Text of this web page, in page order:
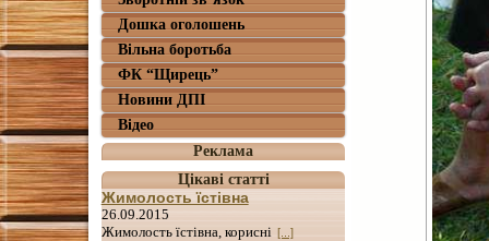
Дошка оголошень
Вільна боротьба
ФК “Щирець”
Новини ДПІ
Відео
Реклама
Цікаві статті
Жимолость їстівна
26.09.2015
Жимолость їстівна, корисні [...]